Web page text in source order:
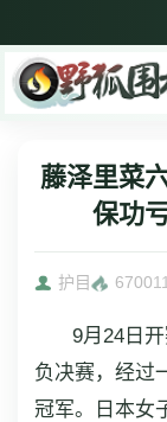
藤泽里菜
保功
护目 6700
9月24日
负决赛，经过
冠军。日本女